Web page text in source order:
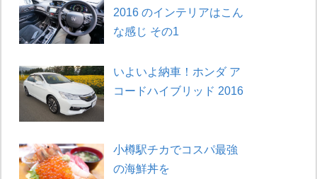
2016 のインテリアはこん
な感じ その1
いよいよ納車！ホンダ ア
コードハイブリッド 2016
小樽駅チカでコスパ最強
の海鮮丼を